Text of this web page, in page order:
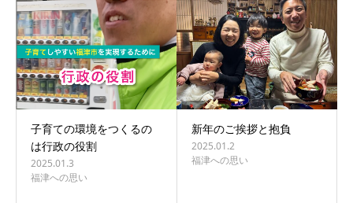
子育ての環境をつくるの
は行政の役割
2025.01.3
福津への思い
新年のご挨拶と抱負
2025.01.2
福津への思い